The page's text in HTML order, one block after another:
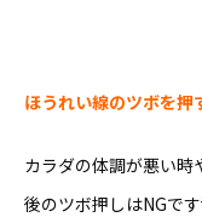
ほうれい線のツボを押
カラダの体調が悪い時
後のツボ押しはNGで